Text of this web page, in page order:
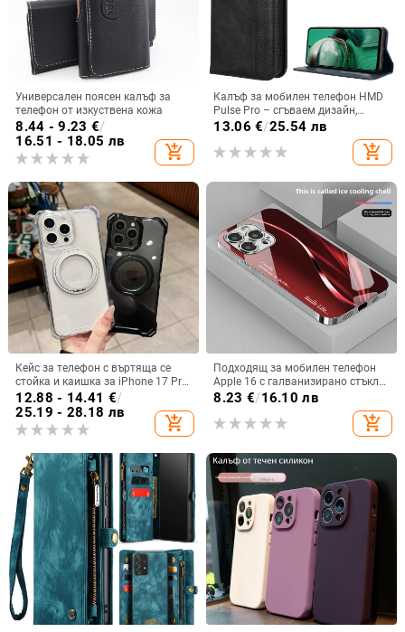
Универсален поясен калъф за
телефон от изкуствена кожа
8.44 - 9.23 €/
16.51 - 18.05 лв
add_shopping_cart
Калъф за мобилен телефон HMD
Pulse Pro – сгъваем дизайн,
магнитно задържане, джоб за
карти, TPU кожа, удароустойчив
13.06 €/25.54 лв
add_shopping_cart
Кейс за телефон с въртяща се
стойка и каишка за iPhone 17 Pro
Max, 16, 15 и iPhone 11
12.88 - 14.41 €/
25.19 - 28.18 лв
add_shopping_cart
Подходящ за мобилен телефон
Apple 16 с галванизирано стъкло
и ослепителна течаща светлина,
семпъл iPhone 17 Pro, модерен и
лек луксозен 14 Plus.
8.23 €/16.10 лв
add_shopping_cart